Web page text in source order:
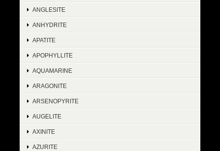
ANGLESITE
ANHYDRITE
APATITE
APOPHYLLITE
AQUAMARINE
ARAGONITE
ARSENOPYRITE
AUGELITE
AXINITE
AZURITE